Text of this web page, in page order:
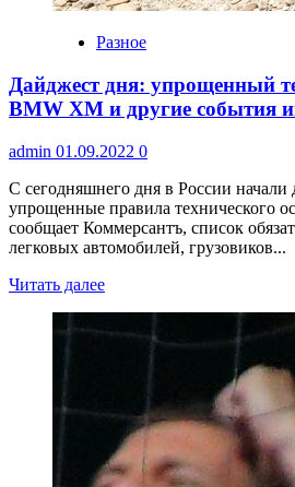
Разное
Дайджест дня: упрощенный
BMW XM и другие события
admin 01.09.2022 0
С сегодняшнего дня в России начали
упрощенные правила технического
сообщает Коммерсантъ, список
легковых автомобилей, грузовиков...
Читать далее